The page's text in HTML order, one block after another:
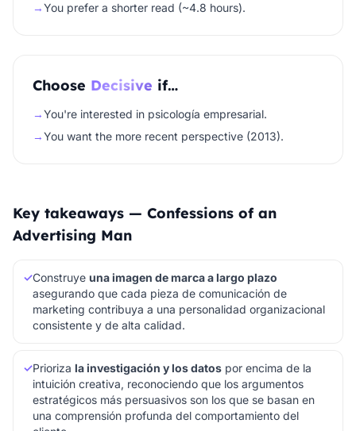
→You prefer a shorter read (~4.8 hours).
Choose Decisive if…
→You're interested in psicología empresarial.
→You want the more recent perspective (2013).
Key takeaways — Confessions of an
Advertising Man
✓Construye una imagen de marca a largo plazo
asegurando que cada pieza de comunicación de
marketing contribuya a una personalidad organizacional
consistente y de alta calidad.
✓Prioriza la investigación y los datos por encima de la
intuición creativa, reconociendo que los argumentos
estratégicos más persuasivos son los que se basan en
una comprensión profunda del comportamiento del